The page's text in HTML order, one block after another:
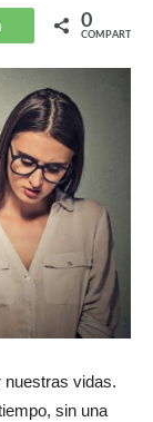
WhatsApp
0
COMPARTIR
vidas.
sin una